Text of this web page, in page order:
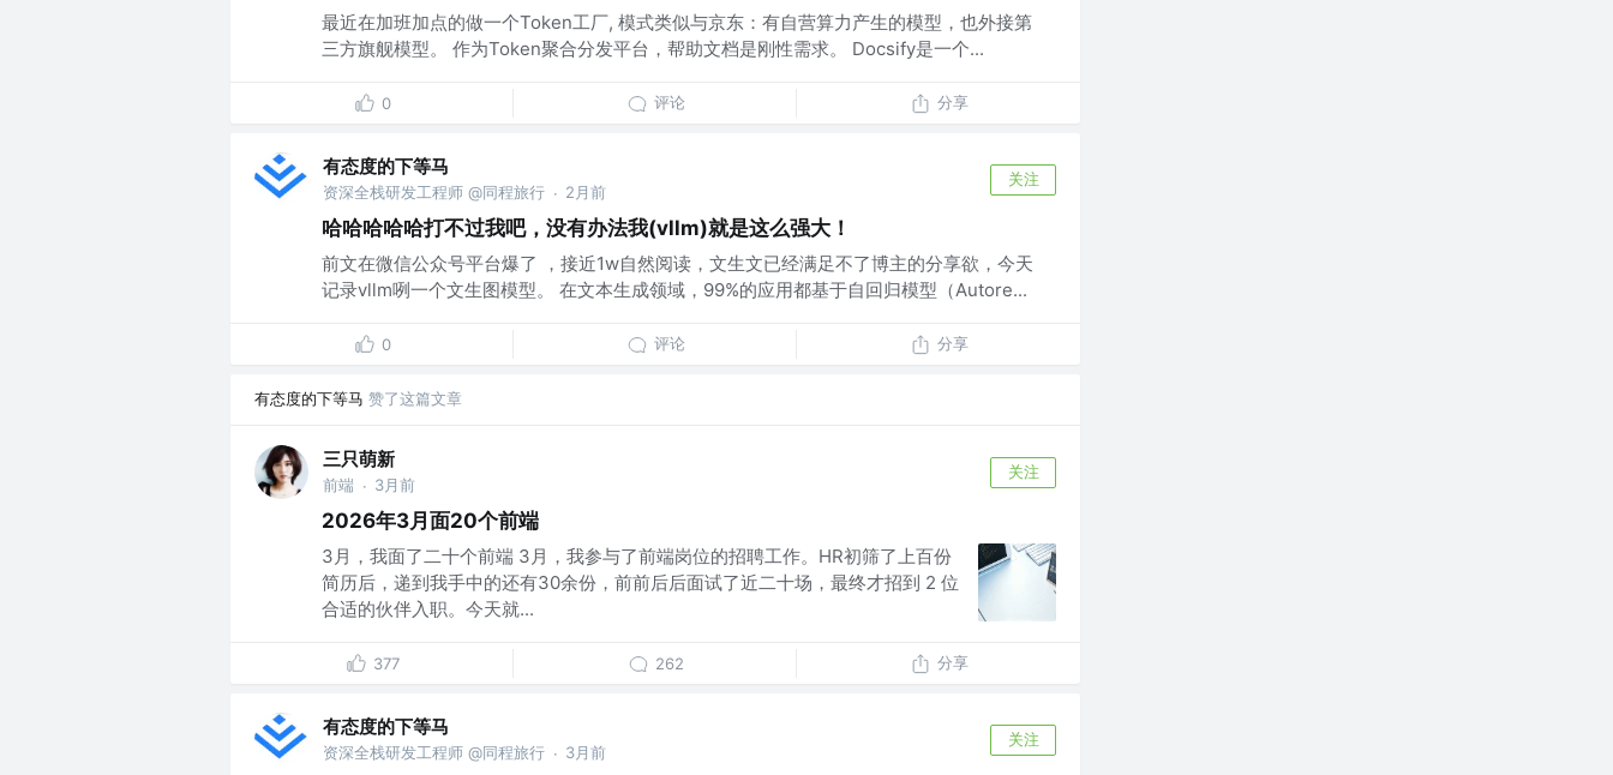
最近在加班加点的做一个Token工厂, 模式类似与京东：有自营算力产生的模型，也外接第
三方旗舰模型。 作为Token聚合分发平台，帮助文档是刚性需求。 Docsify是一个...
0 评论 分享
有态度的下等马
资深全栈研发工程师 @同程旅行 · 2月前
关注
哈哈哈哈哈打不过我吧，没有办法我(vllm)就是这么强大！
前文在微信公众号平台爆了 ，接近1w自然阅读，文生文已经满足不了博主的分享欲，今天
记录vllm咧一个文生图模型。 在文本生成领域，99%的应用都基于自回归模型（Autore...
0 评论 分享
有态度的下等马 赞了这篇文章
三只萌新
前端 · 3月前
关注
2026年3月面20个前端
3月，我面了二十个前端 3月，我参与了前端岗位的招聘工作。HR初筛了上百份
简历后，递到我手中的还有30余份，前前后后面试了近二十场，最终才招到 2 位
合适的伙伴入职。今天就...
377 262 分享
有态度的下等马
资深全栈研发工程师 @同程旅行 · 3月前
关注